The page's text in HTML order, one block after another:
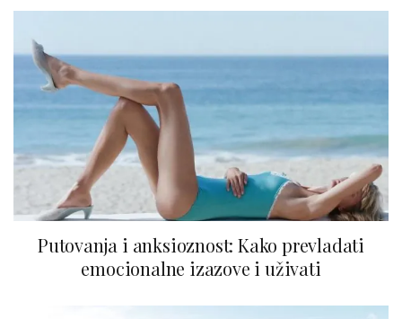
Putovanja i anksioznost: Kako prevladati
emocionalne izazove i uživati